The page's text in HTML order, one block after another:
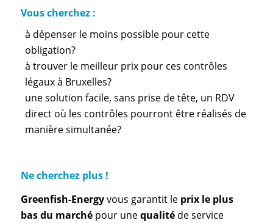
Vous cherchez :
à dépenser le moins possible pour cette
obligation?
à trouver le meilleur prix pour ces contrôles
légaux à Bruxelles?
une solution facile, sans prise de tête, un RDV
direct où les contrôles pourront être réalisés de
manière simultanée?
Ne cherchez plus !
Greenfish-Energyvous garantit le prix le plus
bas du marchépour unequalitéde service